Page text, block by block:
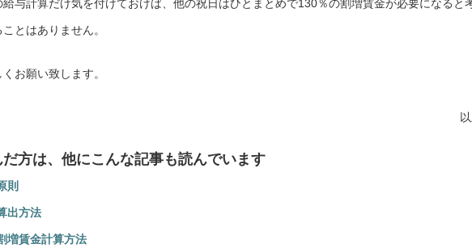
給与計算だけ気を付けておけば、他の祝日はひとまとめで130％の割増賃金が必要になると
とはありません。
お願い致します。
方は、他にこんな記事も読んでいます
則
出方法
増賃金計算方法